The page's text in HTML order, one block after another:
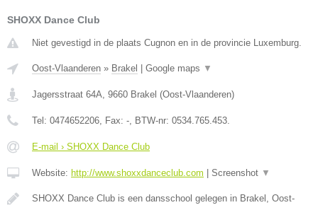
SHOXX Dance Club
Niet gevestigd in de plaats Cugnon en in de provincie Luxemburg.
Oost-Vlaanderen » Brakel | Google maps ▼
Jagersstraat 64A 9660 Brakel (Oost-Vlaanderen)
Tel: 0474652206 , Fax: - , BTW-nr: 0534.765.453.
E-mail › SHOXX Dance Club
Website: http://www.shoxxdanceclub.com | Screenshot ▼
SHOXX Dance Club is een dansschool gelegen in Brakel, Oost-